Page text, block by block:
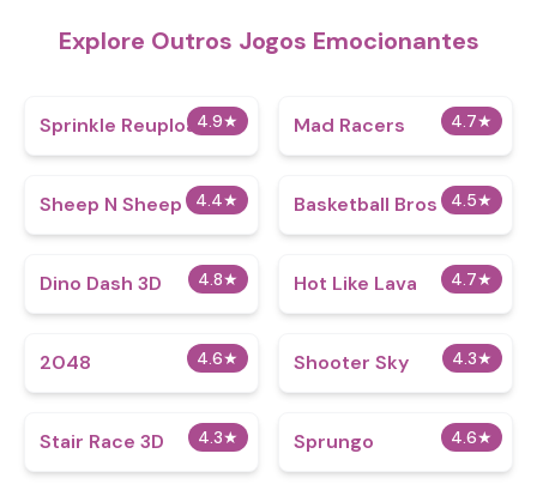
Explore Outros Jogos Emocionantes
4.9★
Sprinkle Reupload 4.7★
Mad Racers
4.4★
Sheep N Sheep 4.5★
Basketball Bros
4.8★
Dino Dash 3D 4.7★
Hot Like Lava
4.6★
2048 4.3★
Shooter Sky
4.3★
Stair Race 3D 4.6★
Sprungo